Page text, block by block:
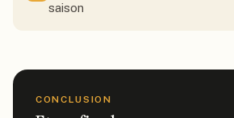
saison
CONCLUSION